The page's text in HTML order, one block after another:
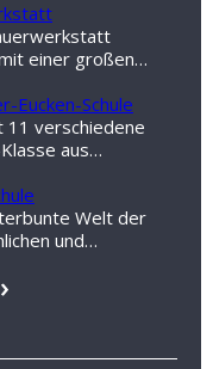
einer großen…
Eucken-Schule
11 verschiedene
aus…
Welt der
und…
›